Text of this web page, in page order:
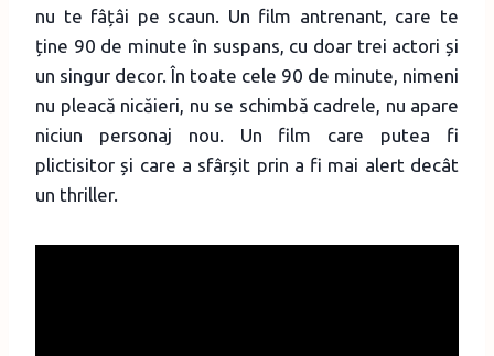
nu te fâțâi pe scaun. Un film antrenant, care te
ține 90 de minute în suspans, cu doar trei actori și
un singur decor. În toate cele 90 de minute, nimeni
nu pleacă nicăieri, nu se schimbă cadrele, nu apare
niciun personaj nou. Un film care putea fi
plictisitor și care a sfârșit prin a fi mai alert decât
un thriller.